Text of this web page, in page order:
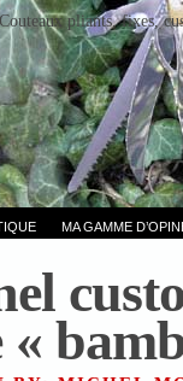
Couteaux pliants, fixes,
MA GAMME
«